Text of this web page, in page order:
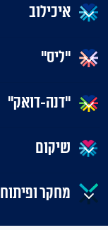
איכילוב
"ליס"
"דנה-דואק"
שיקום
מחקר ופיתוח